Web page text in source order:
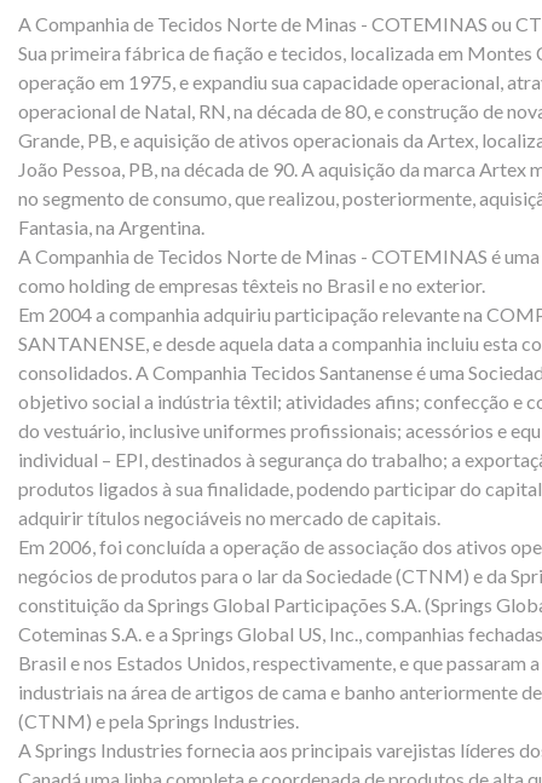
A Companhia de Tecidos Norte de Minas - COTEMINAS ou
Sua primeira fábrica de fiação e tecidos, localizada em Montes
operação em 1975, e expandiu sua capacidade operacional,
operacional de Natal, RN, na década de 80, e construção de
Grande, PB, e aquisição de ativos operacionais da Artex,
João Pessoa, PB, na década de 90. A aquisição da marca Artex
no segmento de consumo, que realizou, posteriormente,
Fantasia, na Argentina.
A Companhia de Tecidos Norte de Minas - COTEMINAS é
como holding de empresas têxteis no Brasil e no exterior.
Em 2004 a companhia adquiriu participação relevante na
SANTANENSE, e desde aquela data a companhia incluiu esta
consolidados. A Companhia Tecidos Santanense é uma
objetivo social a indústria têxtil; atividades afins; confecção e
do vestuário, inclusive uniformes profissionais; acessórios e
individual – EPI, destinados à segurança do trabalho; a
produtos ligados à sua finalidade, podendo participar do
adquirir títulos negociáveis no mercado de capitais.
Em 2006, foi concluída a operação de associação dos ativos
negócios de produtos para o lar da Sociedade (CTNM) e da
constituição da Springs Global Participações S.A. (Springs
Coteminas S.A. e a Springs Global US, Inc., companhias
Brasil e nos Estados Unidos, respectivamente, e que passaram
industriais na área de artigos de cama e banho anteriormente
(CTNM) e pela Springs Industries.
A Springs Industries fornecia aos principais varejistas líderes